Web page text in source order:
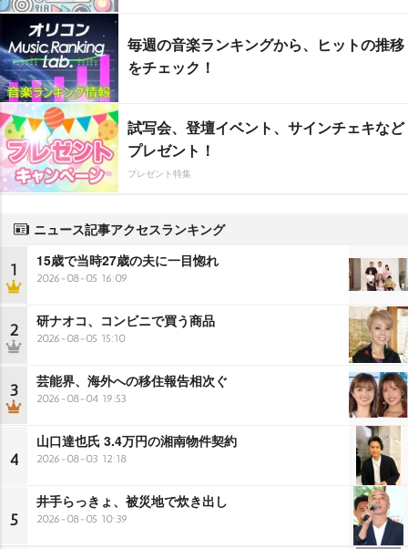
毎週の音楽ランキングから、ヒットの推移
をチェック！
試写会、登壇イベント、サインチェキなど
プレゼント！
プレゼント特集
ニュース記事アクセスランキング
1 15歳で当時27歳の夫に一目惚れ
2026-08-05 16:09
2 研ナオコ、コンビニで買う商品
2026-08-05 15:10
3 芸能界、海外への移住報告相次ぐ
2026-08-04 19:53
4
山口達也氏 3.4万円の湘南物件契約
2026-08-03 12:18
5
井手らっきょ、被災地で炊き出し
2026-08-05 10:39